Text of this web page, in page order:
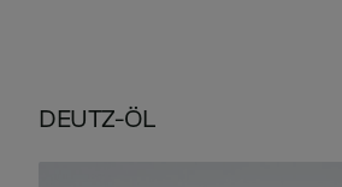
DEUTZ-ÖL